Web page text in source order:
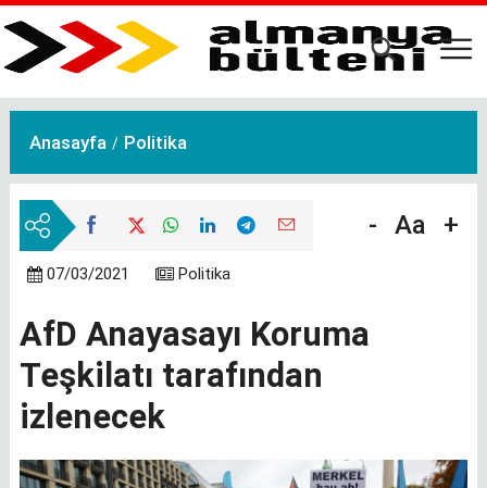
Ana
içeriğe
Anasayfa Politika
- Aa +
07/03/2021 Politika
AfD Anayasayı Koruma
Teşkilatı tarafından
izlenecek